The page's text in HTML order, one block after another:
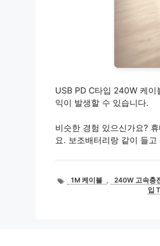
USB PD C타입 240W 케이
익이 발생할 수 있습니다.
비슷한 경험 있으신가요?
요. 보조배터리랑 같이 들
태1M 케이블 , 240W 고속충
입